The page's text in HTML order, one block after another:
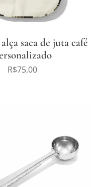
saca de juta café
R$75,00